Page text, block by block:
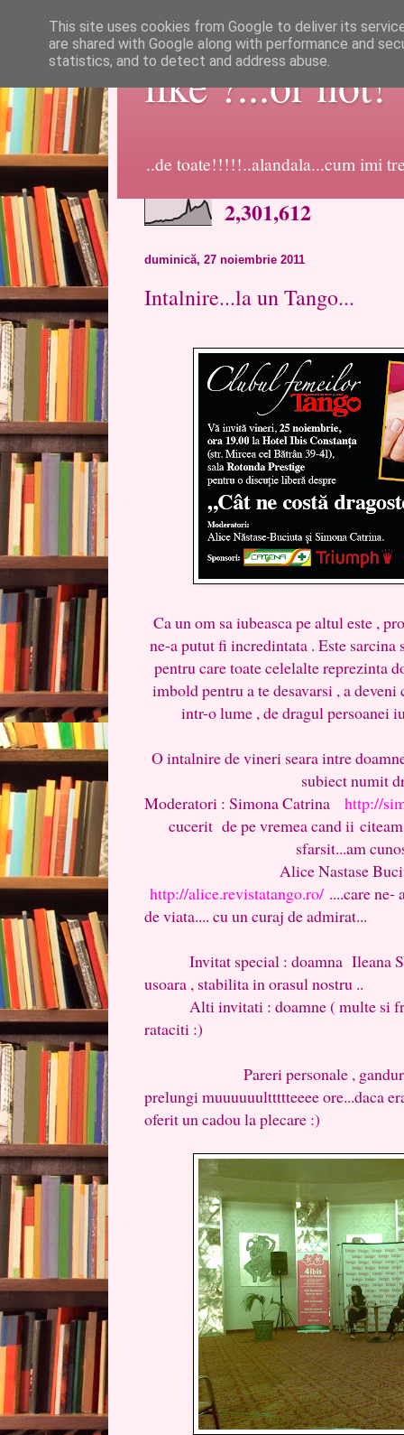
like ?...or not!
..de toate!!!!!..alandala...cum imi
2,301,612
duminică, 27 noiembrie 2011
Intalnire...la un Tango...
Ca un om sa iubeasca pe altul este ,
ne-a putut fi incredintata . Este sarcina
pentru care toate celelalte reprezinta
imbold pentru a te desavarsi , a
intr-o lume , de dragul persoanei
O intalnire de vineri seara intre
subiect numit
Moderatori : Simona Catrinahttp://
cucerit de pe vremea cand ii
sfarsit...am
Alice Nastase
http://alice.revistatango.ro/ ....care ne-
de viata.... cu un curaj de admirat...
Invitat special : doamna Ileana
usoara , stabilita in orasul nostru ..
Alti invitati : doamne ( multe si
rataciti :)
Pareri personale ,
prelungi muuuuuulttttteeee ore...daca
oferit un cadou la plecare :)
This site uses cookies from Google to deliver its
are shared with Google along with performance and
statistics, and to detect and address abuse.